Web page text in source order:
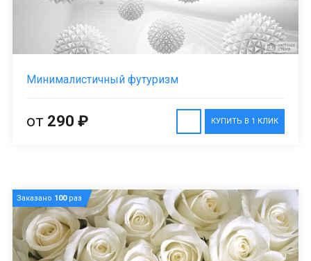
Минималистичный футуризм
КУПИТЬ В 1 КЛИК
от 290 ₽
Заказано 100раз